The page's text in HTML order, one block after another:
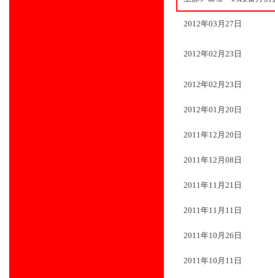
2012年03月27日
2012年02月23日
2012年02月23日
2012年01月20日
2011年12月20日
2011年12月08日
2011年11月21日
2011年11月11日
2011年10月26日
2011年10月11日